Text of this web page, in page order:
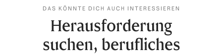
DAS KÖNNTE DICH AUCH INTERESSIEREN
Herausforderung
suchen, berufliches